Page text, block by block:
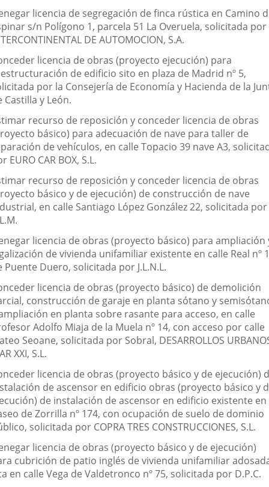
licencia de segregación de finca rústica en Camino
s/n Polígono 1, parcela 51 La Overuela, solicitada por
DE AUTOMOCION, S.A.
licencia de obras (proyecto ejecución) para
de edificio sito en plaza de Madrid nº 5,
por la Consejería de Economía y Hacienda de la
Castilla y León.
recurso de reposición y conceder licencia de obras
básico) para adecuación de nave para taller de
de vehículos, en calle Topacio 39 nave A3,
EURO CAR BOX, S.L.
recurso de reposición y conceder licencia de obras
básico y de ejecución) de construcción de nave
en calle Santiago López González 22, solicitada por
licencia de obras (proyecto básico) para ampliación
de vivienda unifamiliar existente en calle Real nº
Puente Duero, solicitada por J.L.N.L.
licencia de obras (proyecto básico) de demolición
construcción de garaje en planta sótano y
en planta sobre rasante para acceso, en calle
Adolfo Miaja de la Muela nº 14, con acceso por calle
Seoane, solicitada por Sobral, DESARROLLOS
XXI, S.L.
licencia de obras (proyecto básico y de ejecución)
de ascensor en edificio obras (proyecto básico y
de instalación de ascensor en edificio existente en
de Zorrilla nº 174, con ocupación de suelo de dominio
solicitada por COPRA TRES CONSTRUCCIONES, S.L.
licencia de obras (proyecto básico y de ejecución)
cubrición de patio inglés de vivienda unifamiliar
en calle Vega de Valdetronco nº 75, solicitada por D.P.C.